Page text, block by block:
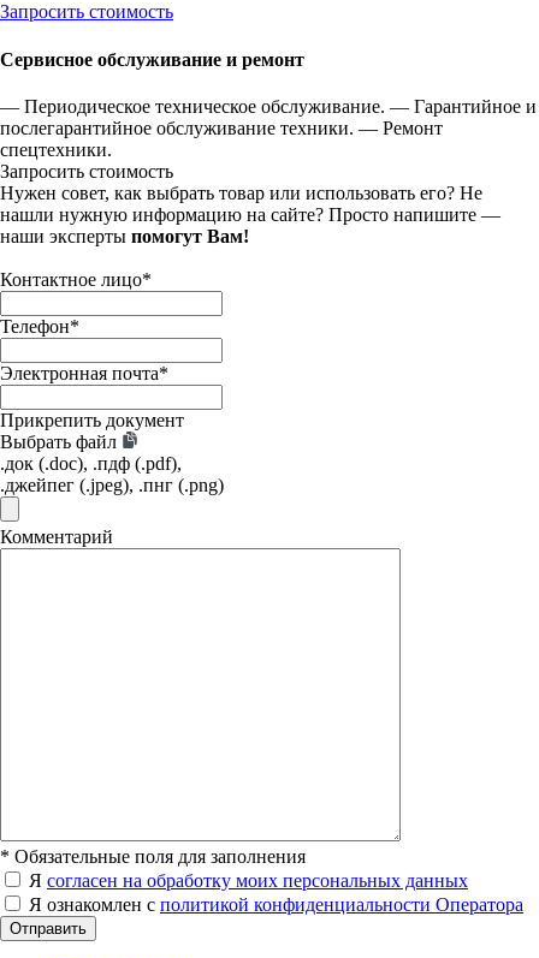
Запросить стоимость
Сервисное обслуживание и ремонт
— Периодическое техническое обслуживание. — Гарантийное и
послегарантийное обслуживание техники. — Ремонт
спецтехники.
Запросить стоимость
Нужен совет, как выбрать товар или использовать его? Не
нашли нужную информацию на сайте? Просто напишите —
наши эксперты помогут Вам!
Контактное лицо*
Телефон*
Электронная почта*
Прикрепить документ
Выбрать файл
.док (.doc), .пдф (.pdf),
.джейпег (.jpeg), .пнг (.png)
Комментарий
* Обязательные поля для заполнения
Я согласен на обработку моих персональных данных
Я ознакомлен с политикой конфиденциальности Оператора
Отправить